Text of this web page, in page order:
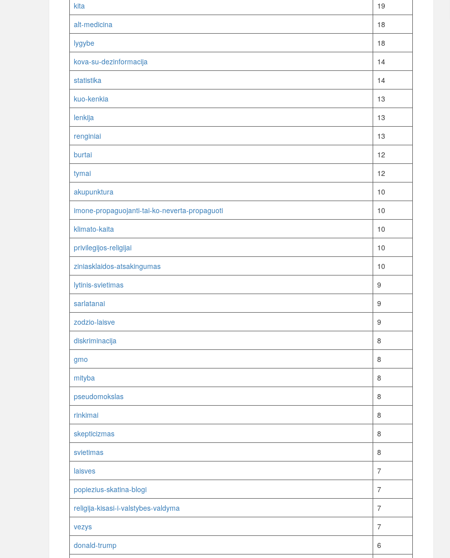
kita
19
alt-medicina
18
lygybe
18
kova-su-dezinformacija
14
statistika
14
kuo-kenkia
13
lenkija
13
renginiai
13
burtai
12
tymai
12
akupunktura
10
imone-propaguojanti-tai-ko-neverta-propaguoti
10
klimato-kaita
10
privilegijos-religijai
10
ziniasklaidos-atsakingumas
10
lytinis-svietimas
9
sarlatanai
9
zodzio-laisve
9
diskriminacija
8
gmo
8
mityba
8
pseudomokslas
8
rinkimai
8
skepticizmas
8
svietimas
8
laisves
7
popiezius-skatina-blogi
7
religija-kisasi-i-valstybes-valdyma
7
vezys
7
donald-trump
6